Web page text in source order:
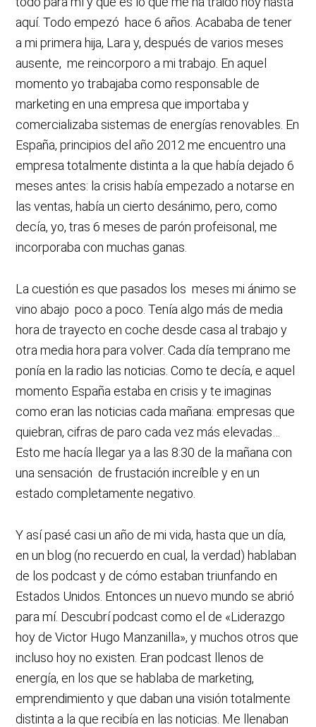
aquí. Todo empezó hace 6 años. Acababa de tener
a mi primera hija, Lara y, después de varios meses
ausente, me reincorporo a mi trabajo. En aquel
momento yo trabajaba como responsable de
marketing en una empresa que importaba y
comercializaba sistemas de energías renovables. En
España, principios del año 2012 me encuentro una
empresa totalmente distinta a la que había dejado 6
meses antes: la crisis había empezado a notarse en
las ventas, había un cierto desánimo, pero, como
decía, yo, tras 6 meses de parón profeisonal, me
incorporaba con muchas ganas.
La cuestión es que pasados los meses mi ánimo se
vino abajo poco a poco. Tenía algo más de media
hora de trayecto en coche desde casa al trabajo y
otra media hora para volver. Cada día temprano me
ponía en la radio las noticias. Como te decía, e aquel
momento España estaba en crisis y te imaginas
como eran las noticias cada mañana: empresas que
quiebran, cifras de paro cada vez más elevadas…
Esto me hacía llegar ya a las 8:30 de la mañana con
una sensación de frustación increíble y en un
estado completamente negativo.
Y así pasé casi un año de mi vida, hasta que un día,
en un blog (no recuerdo en cual, la verdad) hablaban
de los podcast y de cómo estaban triunfando en
Estados Unidos. Entonces un nuevo mundo se abrió
para mí. Descubrí podcast como el de «Liderazgo
hoy de Victor Hugo Manzanilla», y muchos otros que
incluso hoy no existen. Eran podcast llenos de
energía, en los que se hablaba de marketing,
emprendimiento y que daban una visión totalmente
distinta a la que recibía en las noticias. Me llenaban